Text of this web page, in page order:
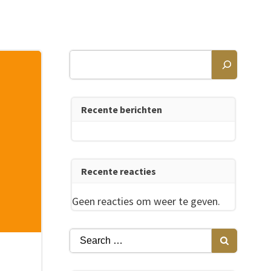
Recente berichten
Recente reacties
Geen reacties om weer te geven.
Search
for: